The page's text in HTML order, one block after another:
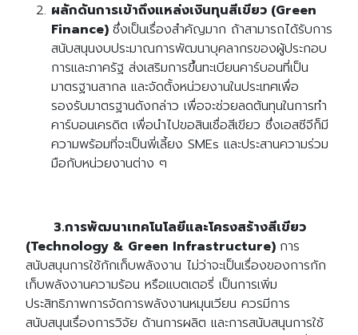
ผลักดันการเข้าถึงแหล่งเงินทุนสีเขียว (Green
Finance) ซึ่งเป็นเรื่องสำคัญมาก ถ้าสามารถได้รับการ
สนับสนุนงบประมาณการพัฒนาบุคลากรของผู้ประกอบ
การและภาครัฐ ส่งเสริมการขึ้นทะเบียนคาร์บอนที่เป็น
มาตรฐานสากล และจัดตั้งหน่วยงานในประเทศเพื่อ
รองรับมาตรฐานดังกล่าว เพื่อจะช่วยลดต้นทุนในการทำ
คาร์บอนเครดิต เพื่อนำไปขอสินเชื่อสีเขียว ซึ่งเอสซีจีก็มี
ความพร้อมที่จะเป็นพี่เลี้ยง SMEs และประสานความร่วม
มือกับหน่วยงานต่าง ๆ
3.การพัฒนาเทคโนโลยีและโครงสร้างสีเขียว
(Technology & Green Infrastructure) การ
สนับสนุนการใช้กักเก็บพลังงาน ไม่ว่าจะเป็นเรื่องของการกัก
เก็บพลังงานความร้อน หรือแบตเตอรี่ เป็นการเพิ่ม
ประสิทธิภาพการจัดการพลังงานหมุนเวียน ควรมีการ
สนับสนุนเรื่องการวิจัย ด้านการผลิต และการสนับสนุนการใช้